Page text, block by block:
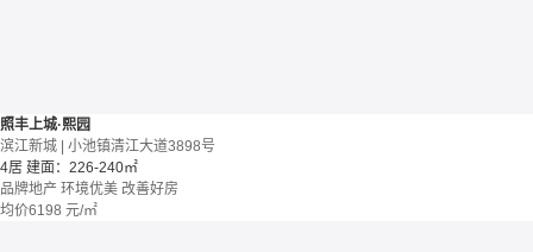
照丰上城·熙园
滨江新城 | 小池镇清江大道3898号
4居 建面：226-240㎡
品牌地产 环境优美 改善好房
均价6198 元/㎡